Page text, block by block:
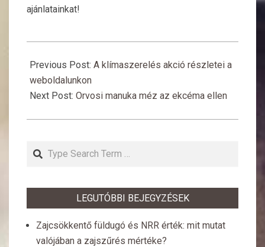
ajánlatainkat!
06-
23
Previous Post: A klímaszerelés akció részletei a
weboldalunkon
Next Post: Orvosi manuka méz az ekcéma ellen
Search
LEGUTÓBBI BEJEGYZÉSEK
Zajcsökkentő füldugó és NRR érték: mit mutat
valójában a zajszűrés mértéke?